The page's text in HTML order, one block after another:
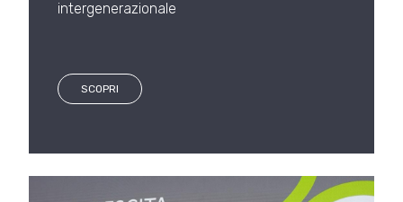
intergenerazionale
SCOPRI